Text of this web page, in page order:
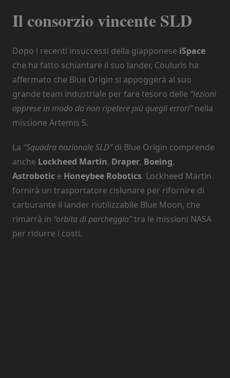
Il consorzio vincente SLD
Dopo i recenti insuccessi della giapponese iSpace
che ha fatto schiantare il suo lander, Couluris ha
affermato che Blue Origin si appoggerà al suo
grande team industriale per fare tesoro delle “lezioni
apprese in modo da non ripetere più quegli errori”nella
missione Artemis 5.
La “Squadra nazionale SLD”di Blue Origin comprende
anche Lockheed Martin, Draper, Boeing,
Astrobotic e Honeybee Robotics. Lockheed Martin
fornirà un trasportatore cislunare per rifornire di
carburante il lander riutilizzabile Blue Moon, che
rimarrà in “orbita di parcheggio”tra le missioni NASA
per ridurre i costi.